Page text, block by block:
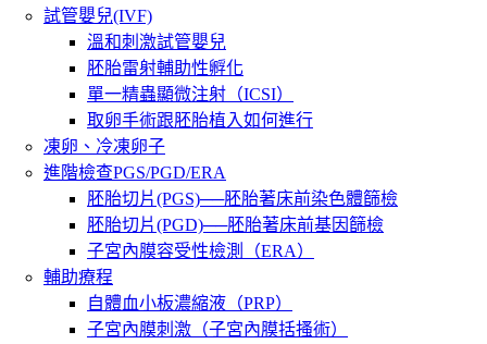
試管嬰兒(IVF)
溫和刺激試管嬰兒
胚胎雷射輔助性孵化
單一精蟲顯微注射（ICSI）
取卵手術跟胚胎植入如何進行
凍卵、冷凍卵子
進階檢查PGS/PGD/ERA
胚胎切片(PGS)──胚胎著床前染色體篩檢
胚胎切片(PGD)──胚胎著床前基因篩檢
子宮內膜容受性檢測（ERA）
輔助療程
自體血小板濃縮液（PRP）
子宮內膜刺激（子宮內膜括搔術）